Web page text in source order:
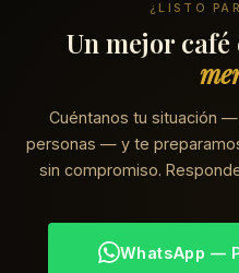
¿LISTO
Un mejor
Cuéntanos tu situación
personas — y te
sin compromiso.
WhatsApp —